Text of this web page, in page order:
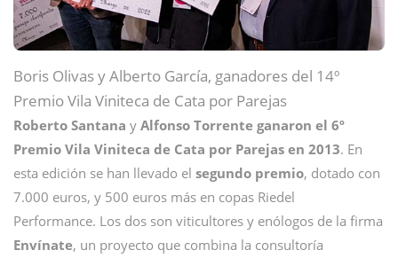
Boris Olivas y Alberto García, ganadores del 14º
Premio Vila Viniteca de Cata por Parejas
Roberto Santana y Alfonso Torrente ganaron el 6º
Premio Vila Viniteca de Cata por Parejas en 2013. En
esta edición se han llevado el segundo premio, dotado con
7.000 euros, y 500 euros más en copas Riedel
Performance. Los dos son viticultores y enólogos de la firma
Envínate, un proyecto que combina la consultoría